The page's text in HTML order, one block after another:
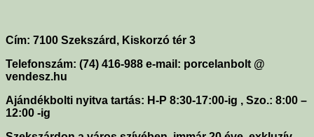
Cím: 7100 Szekszárd, Kiskorzó tér 3
Telefonszám: (74) 416-988 e-mail: porcelanbolt @
vendesz.hu
Ajándékbolti nyitva tartás: H-P 8:30-17:00-ig , Szo.: 8:00 –
12:00 -ig